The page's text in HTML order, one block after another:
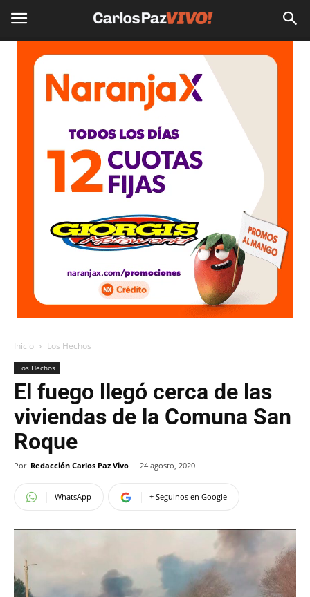
Inicio Los Hechos
Los Hechos
El fuego llegó cerca de las
viviendas de la Comuna San
Roque
Por Redacción Carlos Paz Vivo - 24 agosto, 2020
WhatsApp + Seguinos en Google